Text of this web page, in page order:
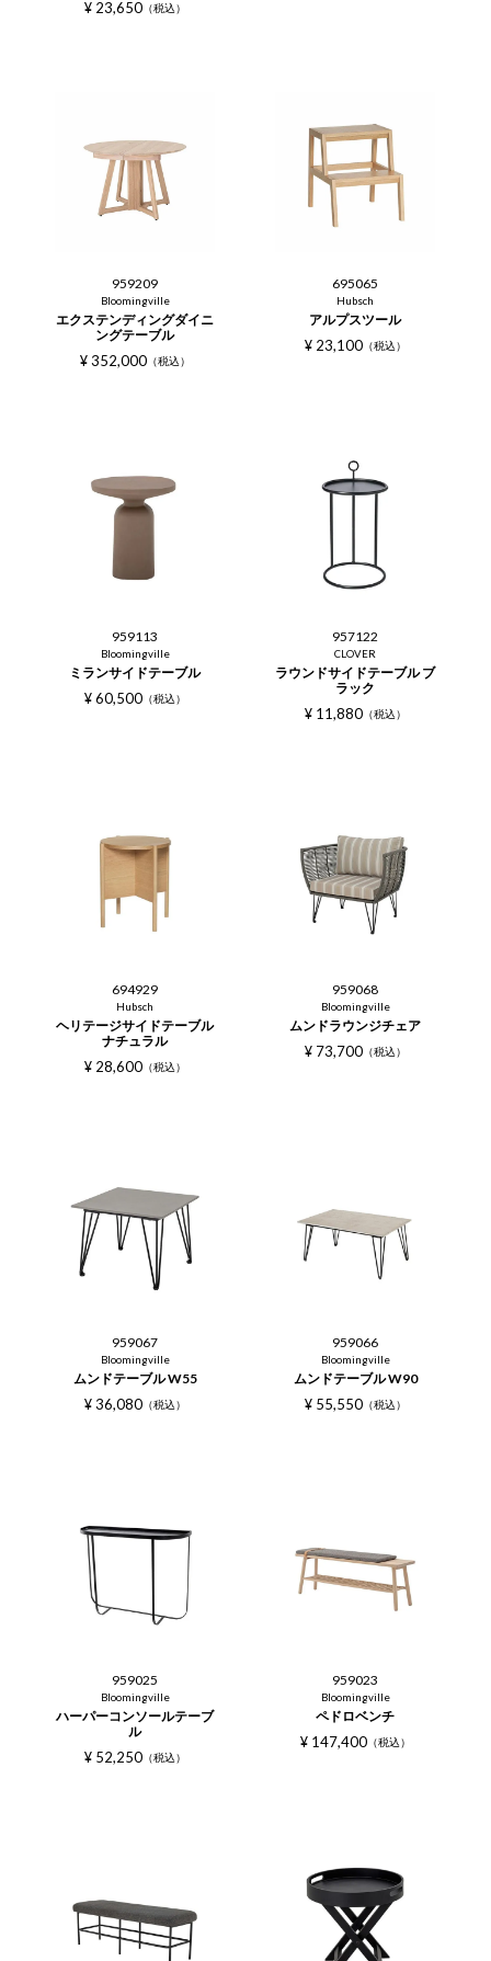
¥ 23,650 税込
959209
Bloomingville
エクステンディングダイニ
ングテーブル
¥ 352,000 税込
695065
Hubsch
アルプスツール
¥ 23,100 税込
959113
Bloomingville
ミランサイドテーブル
¥ 60,500 税込
957122
CLOVER
ラウンドサイドテーブル ブ
ラック
¥ 11,880 税込
694929
Hubsch
ヘリテージサイドテーブル
ナチュラル
¥ 28,600 税込
959068
Bloomingville
ムンドラウンジチェア
¥ 73,700 税込
959067
Bloomingville
ムンドテーブル W55
¥ 36,080 税込
959066
Bloomingville
ムンドテーブル W90
¥ 55,550 税込
959025
Bloomingville
ハーパーコンソールテーブ
ル
¥ 52,250 税込
959023
Bloomingville
ペドロベンチ
¥ 147,400 税込